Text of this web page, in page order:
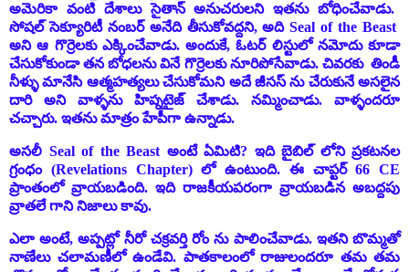
అమెరికా వంటి దేశాలు సైతాన్ అనుచరులని ఇతను బోధించేవాడు.
సోషల్ సెక్యూరిటీ నంబర్ అనేది తీసుకోవద్దని, అది Seal of the Beast
అని ఆ గొర్రెలకు ఎక్కించేవాడు. అందుకే, ఓటర్ లిస్టులో నమోదు కూడా
చేసుకోకుండా తన బోధలను వినే గొర్రెలకు నూరిపోసేవాడు. చివరకు తిండీ
నీళ్ళు మానేసి ఆత్మహత్యలు చేసుకోమని అదే జీసస్ ను చేరుకునే అసలైన
దారి అని వాళ్ళను హిప్నటైజ్ చేశాడు. నమ్మించాడు. వాళ్ళందరూ
చచ్చారు. ఇతను మాత్రం హేపీగా ఉన్నాడు.
అసలీ Seal of the Beast అంటే ఏమిటి? ఇది బైబిల్ లోని ప్రకటనల
గ్రంధం (Revelations Chapter) లో ఉంటుంది. ఈ చాప్టర్ 66 CE
ప్రాంతంలో వ్రాయబడింది. ఇది రాజకీయపరంగా వ్రాయబడిన అబద్దపు
వ్రాతలే గాని నిజాలు కావు.
ఎలా అంటే, అప్పట్లో నీరో చక్రవర్తి రోం ను పాలించేవాడు. ఇతని బొమ్మతో
నాణేలు చలామణీలో ఉండేవి. పాతకాలంలో రాజులందరూ తమ తమ